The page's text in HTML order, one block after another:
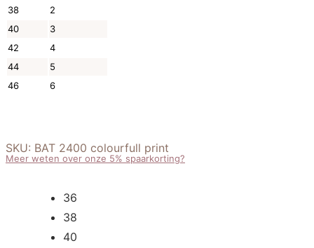
38
2
40
3
42
4
44
5
46
6
SKU: BAT 2400 colourfull print
Meer weten over onze 5% spaarkorting?
36
38
40